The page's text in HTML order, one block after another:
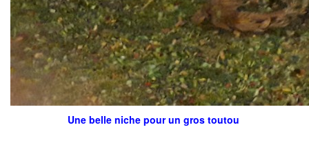
Une belle niche pour un gros toutou